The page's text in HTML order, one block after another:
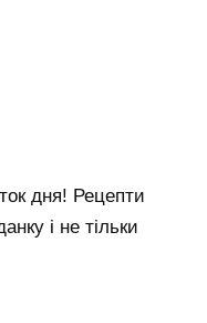
дня! Рецепти
і не тільки